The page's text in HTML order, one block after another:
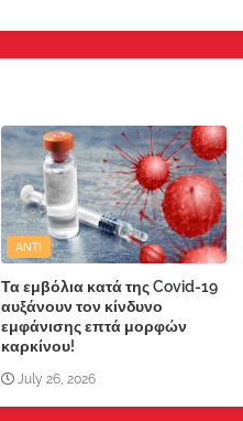
ANTI
Τα εμβόλια κατά της Covid-19
αυξάνουν τον κίνδυνο
εμφάνισης επτά μορφών
καρκίνου!
July 26, 2026